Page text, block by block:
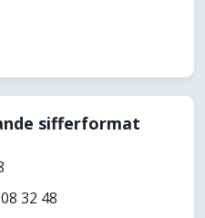
sifferformat
32 48